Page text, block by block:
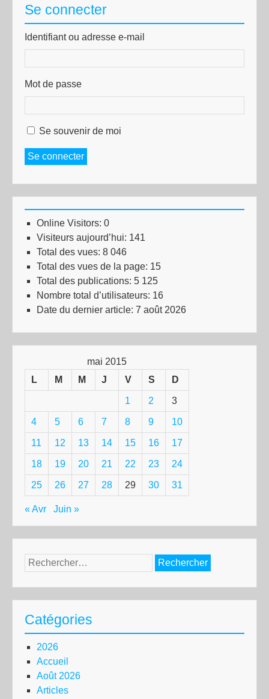
Se connecter
Identifiant ou adresse e-mail
Mot de passe
Se souvenir de moi
Se connecter
Online Visitors: 0
Visiteurs aujourd’hui: 141
Total des vues: 8 046
Total des vues de la page: 15
Total des publications: 5 125
Nombre total d’utilisateurs: 16
Date du dernier article: 7 août 2026
mai 2015
L
M M J V S D
1 2 3
4 5 6 7 8 9 10
11 12 13 14 15 16 17
18 19 20 21 22 23 24
25 26 27 28 29 30 31
« Avr Juin »
Rechercher :
Catégories
2026
Accueil
Août 2026
Articles